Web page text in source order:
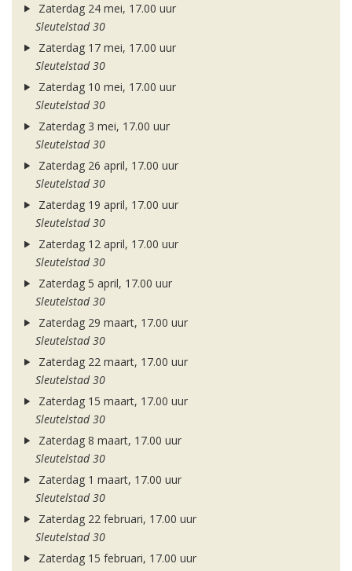
Zaterdag 24 mei, 17.00 uur
Sleutelstad 30
Zaterdag 17 mei, 17.00 uur
Sleutelstad 30
Zaterdag 10 mei, 17.00 uur
Sleutelstad 30
Zaterdag 3 mei, 17.00 uur
Sleutelstad 30
Zaterdag 26 april, 17.00 uur
Sleutelstad 30
Zaterdag 19 april, 17.00 uur
Sleutelstad 30
Zaterdag 12 april, 17.00 uur
Sleutelstad 30
Zaterdag 5 april, 17.00 uur
Sleutelstad 30
Zaterdag 29 maart, 17.00 uur
Sleutelstad 30
Zaterdag 22 maart, 17.00 uur
Sleutelstad 30
Zaterdag 15 maart, 17.00 uur
Sleutelstad 30
Zaterdag 8 maart, 17.00 uur
Sleutelstad 30
Zaterdag 1 maart, 17.00 uur
Sleutelstad 30
Zaterdag 22 februari, 17.00 uur
Sleutelstad 30
Zaterdag 15 februari, 17.00 uur